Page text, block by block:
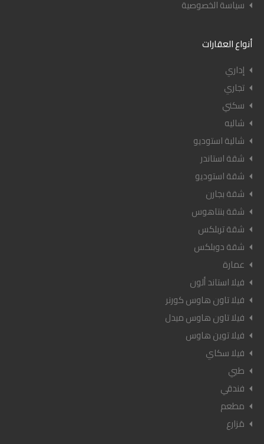
سياسة الخصوصية
أنواع العقارات
إداري
تجاري
سكني
شاليه
شالية استوديو
شقة استاندر
شقة استوديو
شقة بجارن
شقة بنتاهوس
شقة تربلكس
شقة دوبلكس
عمارة
فيلا استاند ألون
فيلا تاون هاوس كورنر
فيلا تاون هاوس ميدل
فيلا توين هاوس
فيلا سكاي
طبي
فندقي
مطعم
مَزارع